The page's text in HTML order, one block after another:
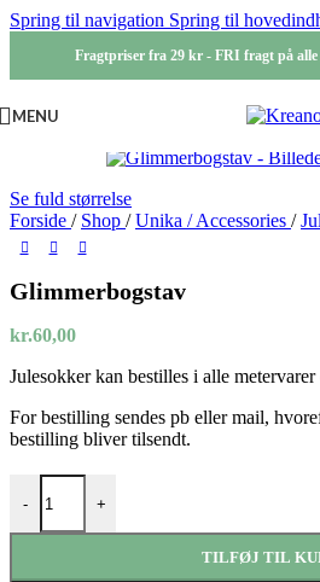
Spring til navigation Spring til
Fragtpriser fra 29 kr - FRI fragt på
MENU
Se fuld størrelse
Forside / Shop / Unika / Accessories /
Glimmerbogstav
kr.60,00
Julesokker kan bestilles i alle
For bestilling sendes pb eller mail,
bestilling bliver tilsendt.
-
Glimmerbogstav antal
+
TILFØJ TIL